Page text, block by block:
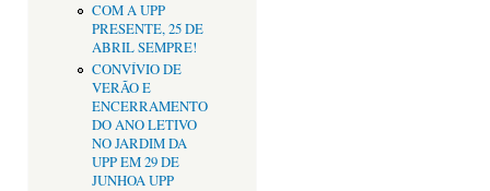
COM A UPP
PRESENTE, 25 DE
ABRIL SEMPRE!
CONVÍVIO DE
VERÃO E
ENCERRAMENTO
DO ANO LETIVO
NO JARDIM DA
UPP EM 29 DE
JUNHOA UPP